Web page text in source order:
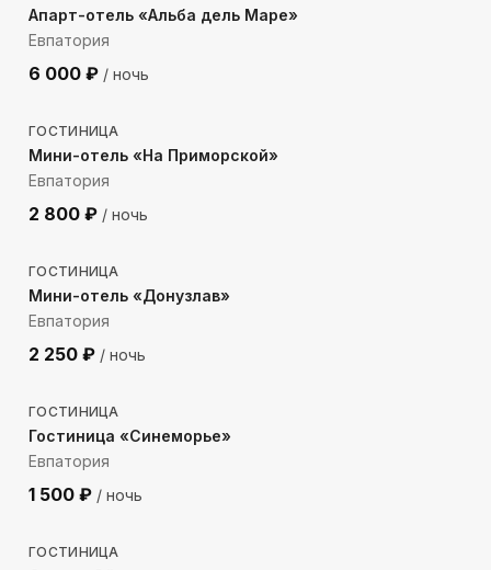
Апарт-отель «Альба дель Маре»
Евпатория
6 000 ₽ / ночь
261 м до моря
ГОСТИНИЦА
Мини-отель «На Приморской»
Евпатория
2 800 ₽ / ночь
45 м до моря
ГОСТИНИЦА
Мини-отель «Донузлав»
Евпатория
2 250 ₽ / ночь
812м до моря
ГОСТИНИЦА
Гостиница «Синеморье»
Евпатория
1 500 ₽ / ночь
1559 м до моря
ГОСТИНИЦА